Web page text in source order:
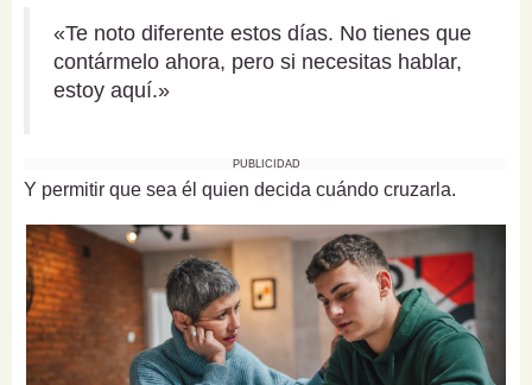
«Te noto diferente estos días. No tienes que
contármelo ahora, pero si necesitas hablar,
estoy aquí.»
PUBLICIDAD
Y permitir que sea él quien decida cuándo cruzarla.